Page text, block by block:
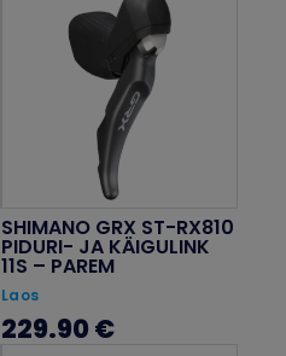
SHIMANO GRX ST-RX810
PIDURI- JA KÄIGULINK
11S – PAREM
Laos
229.90 €